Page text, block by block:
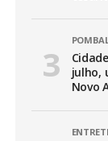
julho,
Novo